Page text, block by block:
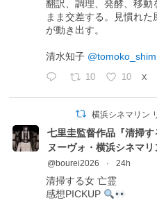
翻訳、調理、発酵、移動
まま交差する。見慣れ
が動き出す。
清水知子
10 10 X
横浜シネマリン
七里圭監督作品『清掃
ヌーヴォ・横浜シネマ
@bourei2026 · 24h
清掃する女 亡霊
感想PICKUP